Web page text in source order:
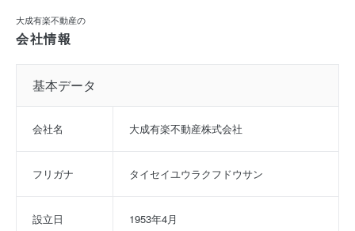
大成有楽不動産の
会社情報
基本データ
会社名 大成有楽不動産株式会社
フリガナ タイセイユウラクフドウサン
設立日 1953年4月